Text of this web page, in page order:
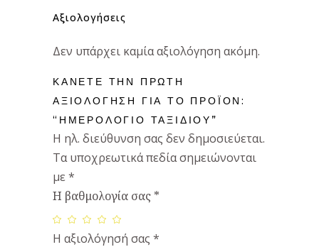
Αξιολογήσεις
Δεν υπάρχει καμία αξιολόγηση ακόμη.
ΚΆΝΕΤΕ ΤΗΝ ΠΡΏΤΗ
ΑΞΙΟΛΌΓΗΣΗ ΓΙΑ ΤΟ ΠΡΟΪΌΝ:
“ΗΜΕΡΟΛΌΓΙΟ ΤΑΞΙΔΙΟΎ”
Η ηλ. διεύθυνση σας δεν δημοσιεύεται.
Τα υποχρεωτικά πεδία σημειώνονται
με *
Η βαθμολογία σας *
Η αξιολόγησή σας *